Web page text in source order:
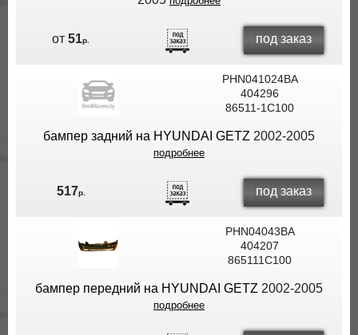
от51р. под заказ
PHN041024BA
404296
86511-1C100
бампер задний на HYUNDAI GETZ 2002-2005
подробнее
517р. под заказ
PHN04043BA
404207
865111C100
бампер передний на HYUNDAI GETZ 2002-2005
подробнее